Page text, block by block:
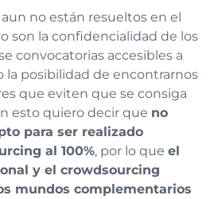
no están resueltos en el
son la confidencialidad de los
convocatorias accesibles a
la posibilidad de encontrarnos
que eviten que se consiga
esto quiero decir que no
para ser realizado
al 100%, por lo que el
y el crowdsourcing
mundos complementarios